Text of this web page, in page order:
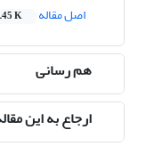
اصل مقاله
K
هم رسانی
ارجاع به این